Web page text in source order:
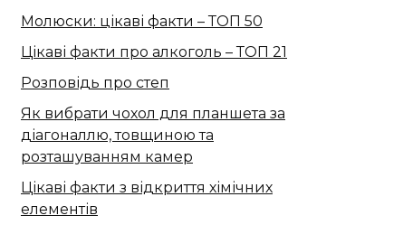
Молюски: цікаві факти – ТОП 50
Цікаві факти про алкоголь – ТОП 21
Розповідь про степ
Як вибрати чохол для планшета за
діагоналлю, товщиною та
розташуванням камер
Цікаві факти з відкриття хімічних
елементів